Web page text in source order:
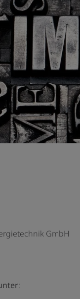
GmbH
: